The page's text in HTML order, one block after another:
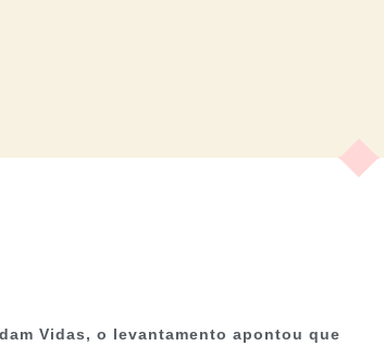
Vidas, o levantamento apontou que